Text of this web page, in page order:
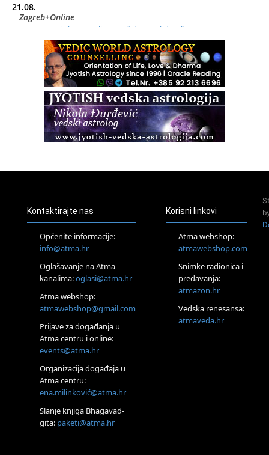
21.08.
Zagreb+Online
Osnovni ThetaHealing® tečaj, Zagreb i Online
Zagreb
Osnovna radionica za izscjeljivanje pranom (Basic Pranic
Healing course)
Access BARS®, otpusti stres
Access Energetski Facelift®
Tečaj Višeg Vodstva, razvijanja intuicije i Akaša zapisa
25.08.
Upisi u program Profesionalni hipnoterapeut — nova
generacija kreće 25.08. 2026.
Online
Škola BaZi – put prema dubljem razumijevanju sebe
Visoko
Alemka Dauskardt – Jednodnevna radionica sistemskih
konstelacija
Online
SPAVAJ… Priče za lakšu noć
Zagreb
HOD PO ŽERAVICI – Seminar koji mijenja tijelo, duh i um
SoulFest – Festival glazbe, mudrosti i zajedništva
Kontaktirajte nas
Općenite informacije:
info@atma.hr
Oglašavanje na Atma
kanalima:oglasi@atma.hr
Atma webshop:
atmawebshop@gmail.com
Prijave za događanja u
Atma centru i online:
events@atma.hr
Organizacija događaja u
Atma centru:
ena.milinković@atma.hr
Slanje knjiga Bhagavad-
gita: paketi@atma.hr
Korisni linkovi
Atma webshop:
atmawebshop.com
Snimke radionica i
predavanja:
atmazon.hr
Vedska renesansa:
atmaveda.hr